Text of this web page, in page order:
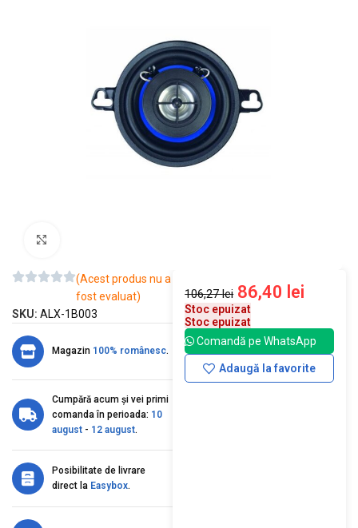
(Acest produs nu a
fost evaluat)
SKU: ALX-1B003
Magazin 100% românesc.
Cumpără acum și vei primi
comanda în perioada: 10
august - 12 august.
Posibilitate de livrare
direct la Easybox.
106,27lei 86,40 lei
Stoc epuizat
Stoc epuizat
Comandă pe WhatsApp
Adaugă la favorite